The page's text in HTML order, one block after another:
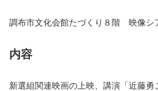
調布市文化会館たづくり８階 映像シ
内容
新選組関連映画の上映、講演「近藤勇